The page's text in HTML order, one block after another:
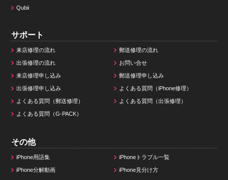
Qubii
サポート
来店修理の流れ 郵送修理の流れ
出張修理の流れ お問い合せ
来店修理申し込み 郵送修理申し込み
出張修理申し込み よくある質問（iPhone修理）
よくある質問（郵送修理） よくある質問（出張修理）
よくある質問（G-PACK）
その他
iPhone用語集 iPhoneトラブル一覧
iPhone分解動画 iPhone見分け方